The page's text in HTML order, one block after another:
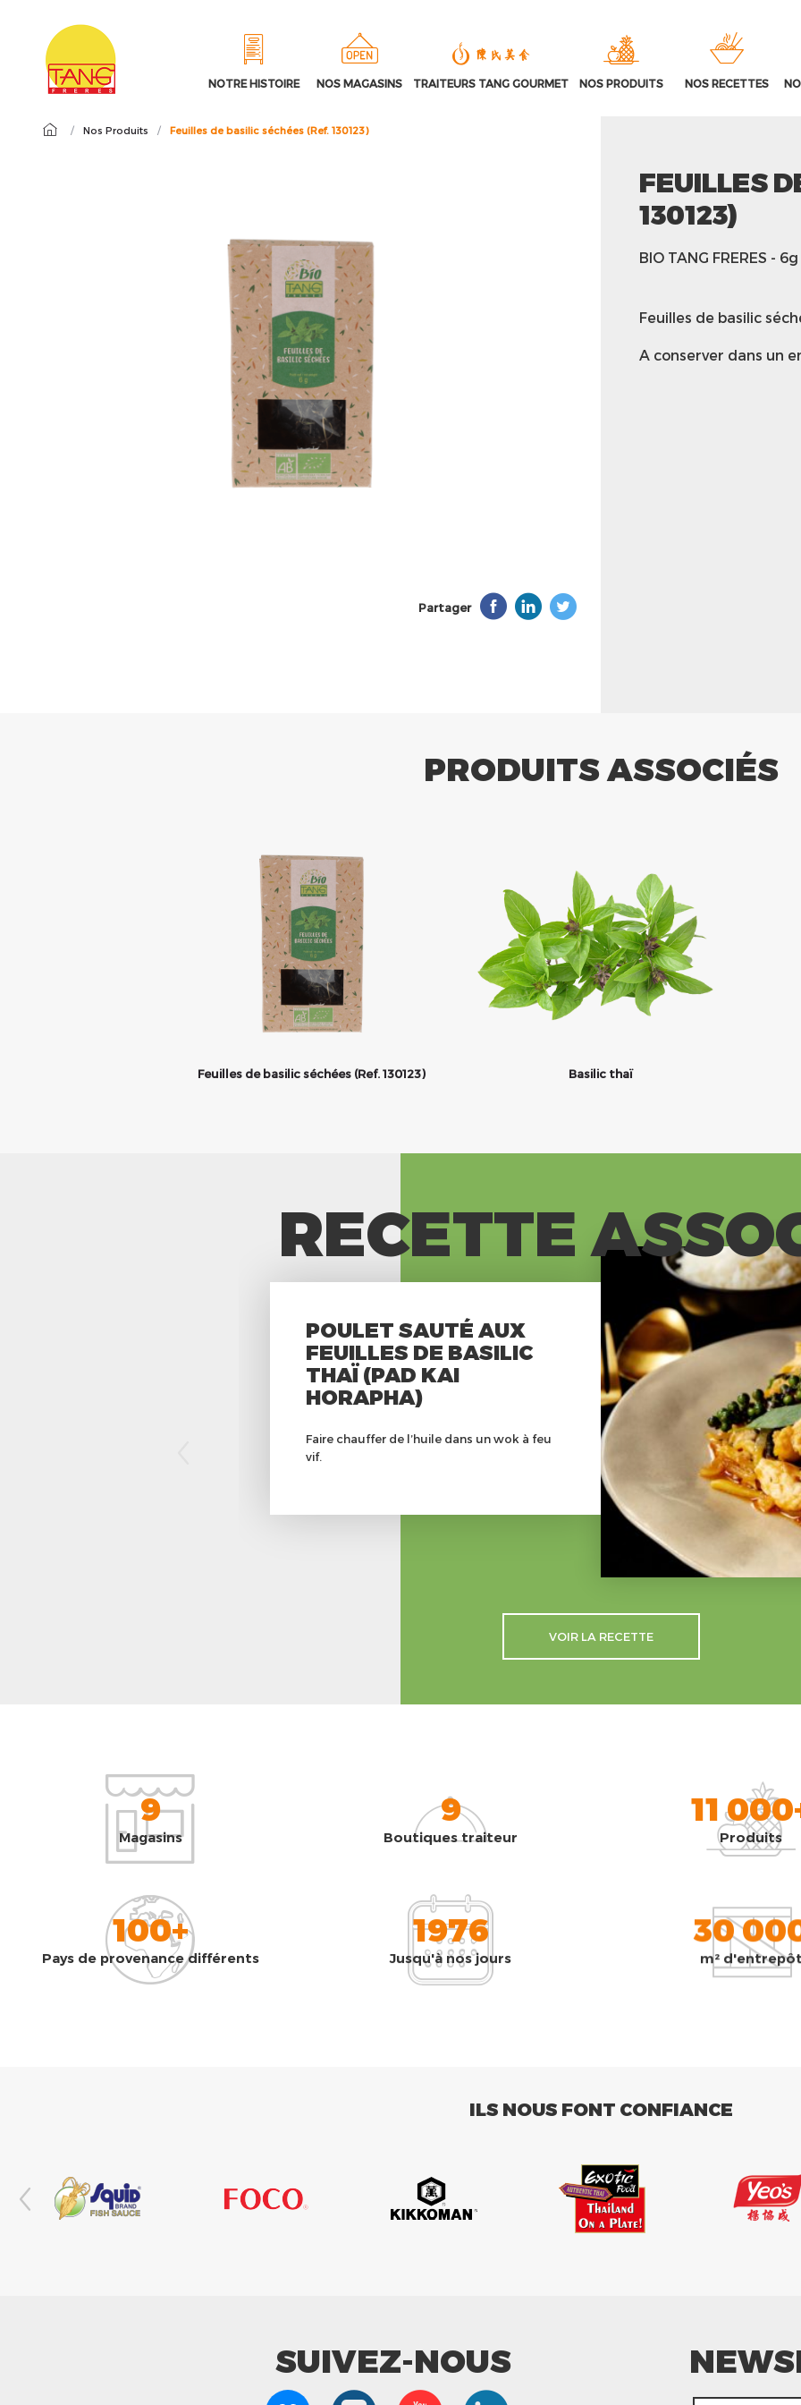
NOTRE HISTOIRE NOS MAGASINS TRAITEURS TANG GOURMET NOS PRODUITS NOS RECETTES
/ Nos Produits / Feuilles de basilic séchées (Ref. 130123)
Partager
FEUILLES
130123)
BIO TANG FRERES - 6g
Feuilles de basilic
A conserver dans un
PRODUITS ASSOCIÉS
Feuilles de basilic séchées (Ref. 130123) Basilic thaï
RECETTE
POULET SAUTÉ AUX
FEUILLES DE BASILIC
THAÏ (PAD KAI
HORAPHA)
Faire chauffer de l’huile dans un wok à feu
vif.
VOIR LA RECETTE
9
Magasins
9
Boutiques traiteur
11
Produits
100+
Pays de provenance différents
1976
Jusqu'à nos jours
30
m² d'entrepôt
ILS NOUS FONT CONFIANCE
SUIVEZ-NOUS